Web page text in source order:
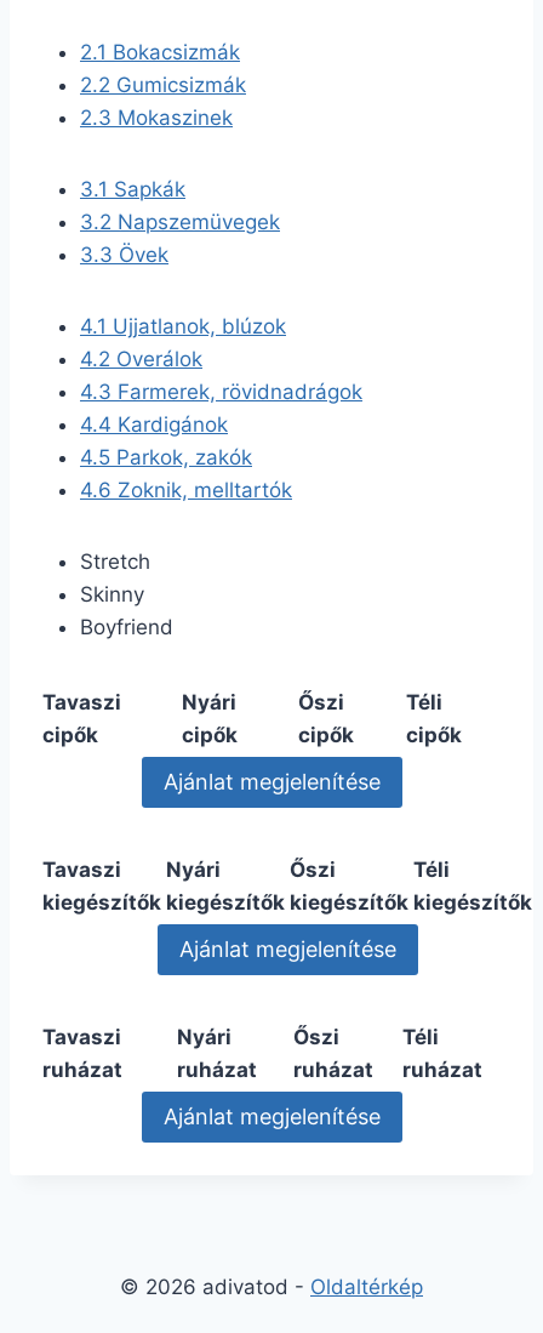
2.1 Bokacsizmák
2.2 Gumicsizmák
2.3 Mokaszinek
3.1 Sapkák
3.2 Napszemüvegek
3.3 Övek
4.1 Ujjatlanok, blúzok
4.2 Overálok
4.3 Farmerek, rövidnadrágok
4.4 Kardigánok
4.5 Parkok, zakók
4.6 Zoknik, melltartók
Stretch
Skinny
Boyfriend
Tavaszi
cipők
Nyári
cipők
Őszi
cipők
Téli
cipők
Tavaszi
kiegészítők
Nyári
kiegészítők
Őszi
kiegészítők
Téli
kiegészítők
Tavaszi
ruházat
Nyári
ruházat
Őszi
ruházat
Téli
ruházat
© 2026 adivatod - Oldaltérkép